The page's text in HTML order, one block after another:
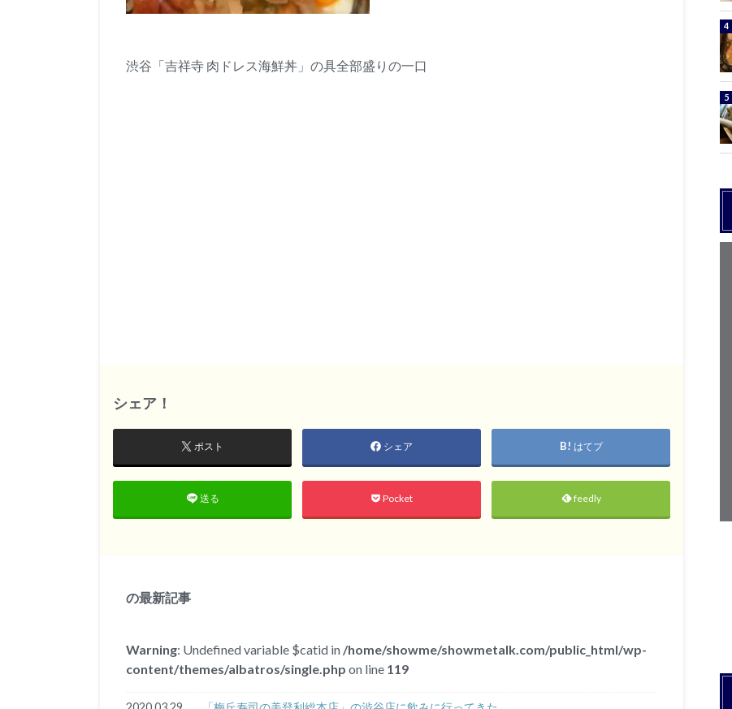
渋谷「吉祥寺 肉ドレス海鮮丼」の具全部盛りの一口
シェア！
ポスト シェア はてブ
送る Pocket feedly
の最新記事
Warning: Undefined variable $catid in /home/showme/showmetalk.com/public_html/wp-
content/themes/albatros/single.php on line 119